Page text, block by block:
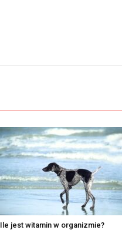
Ile jest witamin w organizmie?